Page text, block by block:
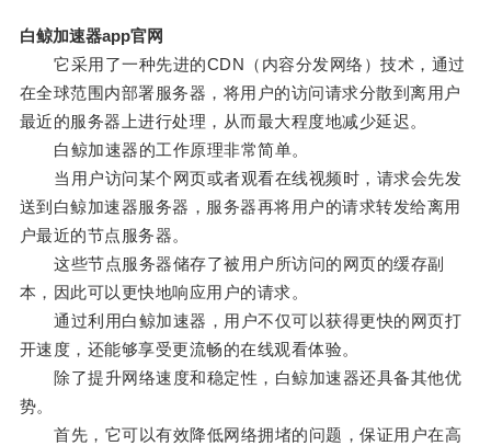
白鲸加速器app官网
它采用了一种先进的CDN（内容分发网络）技术，通过
在全球范围内部署服务器，将用户的访问请求分散到离用户
最近的服务器上进行处理，从而最大程度地减少延迟。
白鲸加速器的工作原理非常简单。
当用户访问某个网页或者观看在线视频时，请求会先发
送到白鲸加速器服务器，服务器再将用户的请求转发给离用
户最近的节点服务器。
这些节点服务器储存了被用户所访问的网页的缓存副
本，因此可以更快地响应用户的请求。
通过利用白鲸加速器，用户不仅可以获得更快的网页打
开速度，还能够享受更流畅的在线观看体验。
除了提升网络速度和稳定性，白鲸加速器还具备其他优
势。
首先，它可以有效降低网络拥堵的问题，保证用户在高